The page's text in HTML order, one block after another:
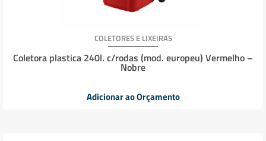
COLETORES E LIXEIRAS
Coletora plastica 240l. c/rodas (mod. europeu) Vermelho –
Nobre
Adicionar ao Orçamento